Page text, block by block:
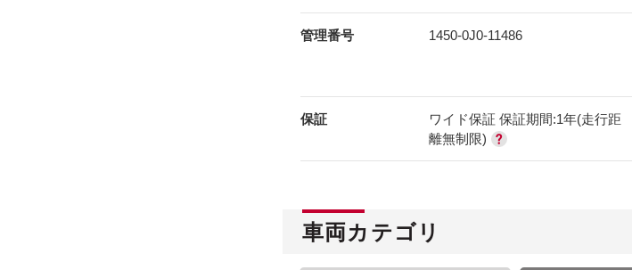
管理番号 1450-0J0-11486
保証
ワイド保証 保証期間:1年(走行距
離無制限)
車両カテゴリ